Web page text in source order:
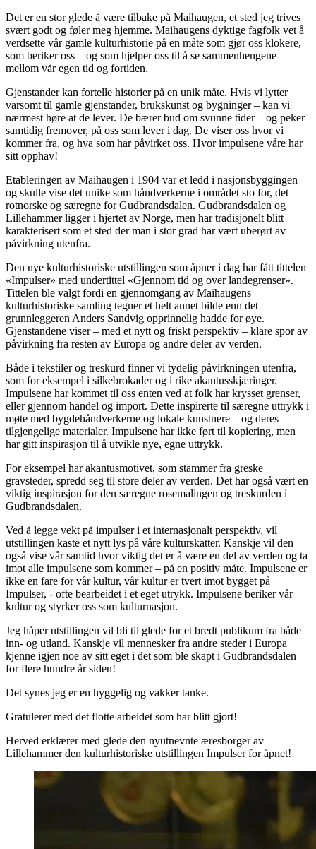
Det er en stor glede å være tilbake på Maihaugen, et sted jeg trives
svært godt og føler meg hjemme. Maihaugens dyktige fagfolk vet å
verdsette vår gamle kulturhistorie på en måte som gjør oss klokere,
som beriker oss – og som hjelper oss til å se sammenhengene
mellom vår egen tid og fortiden.
Gjenstander kan fortelle historier på en unik måte. Hvis vi lytter
varsomt til gamle gjenstander, brukskunst og bygninger – kan vi
nærmest høre at de lever. De bærer bud om svunne tider – og peker
samtidig fremover, på oss som lever i dag. De viser oss hvor vi
kommer fra, og hva som har påvirket oss. Hvor impulsene våre har
sitt opphav!
Etableringen av Maihaugen i 1904 var et ledd i nasjonsbyggingen
og skulle vise det unike som håndverkerne i området sto for, det
rotnorske og særegne for Gudbrandsdalen. Gudbrandsdalen og
Lillehammer ligger i hjertet av Norge, men har tradisjonelt blitt
karakterisert som et sted der man i stor grad har vært uberørt av
påvirkning utenfra.
Den nye kulturhistoriske utstillingen som åpner i dag har fått tittelen
«Impulser» med undertittel «Gjennom tid og over landegrenser».
Tittelen ble valgt fordi en gjennomgang av Maihaugens
kulturhistoriske samling tegner et helt annet bilde enn det
grunnleggeren Anders Sandvig opprinnelig hadde for øye.
Gjenstandene viser – med et nytt og friskt perspektiv – klare spor av
påvirkning fra resten av Europa og andre deler av verden.
Både i tekstiler og treskurd finner vi tydelig påvirkningen utenfra,
som for eksempel i silkebrokader og i rike akantusskjæringer.
Impulsene har kommet til oss enten ved at folk har krysset grenser,
eller gjennom handel og import. Dette inspirerte til særegne uttrykk i
møte med bygdehåndverkerne og lokale kunstnere – og deres
tilgjengelige materialer. Impulsene har ikke ført til kopiering, men
har gitt inspirasjon til å utvikle nye, egne uttrykk.
For eksempel har akantusmotivet, som stammer fra greske
gravsteder, spredd seg til store deler av verden. Det har også vært en
viktig inspirasjon for den særegne rosemalingen og treskurden i
Gudbrandsdalen.
Ved å legge vekt på impulser i et internasjonalt perspektiv, vil
utstillingen kaste et nytt lys på våre kulturskatter. Kanskje vil den
også vise vår samtid hvor viktig det er å være en del av verden og ta
imot alle impulsene som kommer – på en positiv måte. Impulsene er
ikke en fare for vår kultur, vår kultur er tvert imot bygget på
Impulser, - ofte bearbeidet i et eget utrykk. Impulsene beriker vår
kultur og styrker oss som kulturnasjon.
Jeg håper utstillingen vil bli til glede for et bredt publikum fra både
inn- og utland. Kanskje vil mennesker fra andre steder i Europa
kjenne igjen noe av sitt eget i det som ble skapt i Gudbrandsdalen
for flere hundre år siden!
Det synes jeg er en hyggelig og vakker tanke.
Gratulerer med det flotte arbeidet som har blitt gjort!
Herved erklærer med glede den nyutnevnte æresborger av
Lillehammer den kulturhistoriske utstillingen Impulser for åpnet!